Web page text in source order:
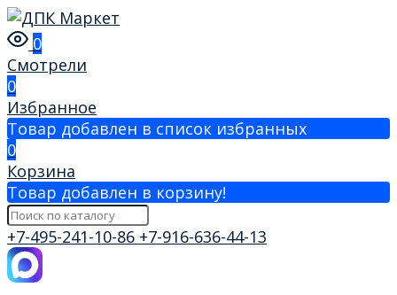
0
Смотрели
0
Избранное
Товар добавлен в список избранных
0
Корзина
Товар добавлен в корзину!
+7-495-241-10-86 +7-916-636-44-13